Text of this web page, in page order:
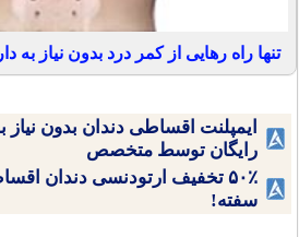
تنها راه رهایی از کمر درد بدون نیاز
ایمپلنت اقساطی دندان بدون
رایگان توسط متخصص
۵۰٪ تخفیف ارتودنسی دندان
سفته!